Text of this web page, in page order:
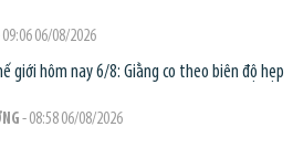
09:06 06/08/2026
giới hôm nay 6/8: Giằng co theo biên độ hẹp
- 08:58 06/08/2026